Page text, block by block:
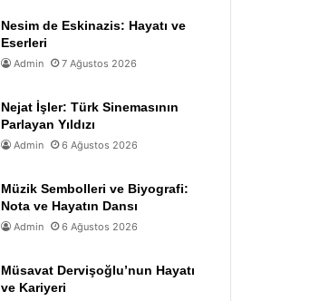
Nesim de Eskinazis: Hayatı ve
Eserleri
Admin 7 Ağustos 2026
Nejat İşler: Türk Sinemasının
Parlayan Yıldızı
Admin 6 Ağustos 2026
Müzik Sembolleri ve Biyografi:
Nota ve Hayatın Dansı
Admin 6 Ağustos 2026
Müsavat Dervişoğlu’nun Hayatı
ve Kariyeri